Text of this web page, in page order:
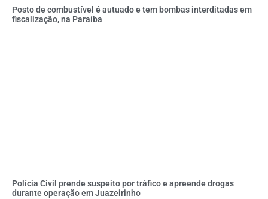
Posto de combustível é autuado e tem bombas interditadas em
fiscalização, na Paraíba
Polícia Civil prende suspeito por tráfico e apreende drogas
durante operação em Juazeirinho